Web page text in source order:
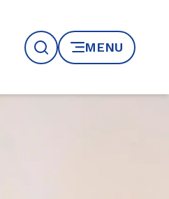
RechercheMENU